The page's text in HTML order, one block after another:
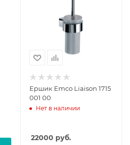
Ершик Emco Liaison 1715
001 00
Нет в наличии
22000 руб.